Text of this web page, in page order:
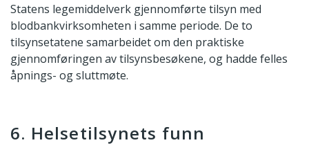
Statens legemiddelverk gjennomførte tilsyn med
blodbankvirksomheten i samme periode. De to
tilsynsetatene samarbeidet om den praktiske
gjennomføringen av tilsynsbesøkene, og hadde felles
åpnings- og sluttmøte.
6. Helsetilsynets funn